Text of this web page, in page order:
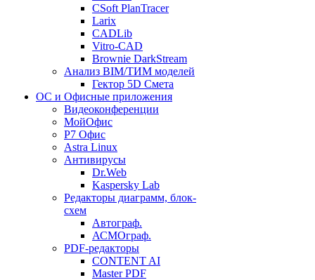
CSoft PlanTracer
Larix
CADLib
Vitro-CAD
Brownie DarkStream
Анализ BIM/ТИМ моделей
Гектор 5D Смета
ОС и Офисные приложения
Видеоконференции
МойОфис
P7 Офис
Astra Linux
Антивирусы
Dr.Web
Kaspersky Lab
Редакторы диаграмм, блок-
схем
Автограф.
АСМОграф.
PDF-редакторы
CONTENT AI
Master PDF